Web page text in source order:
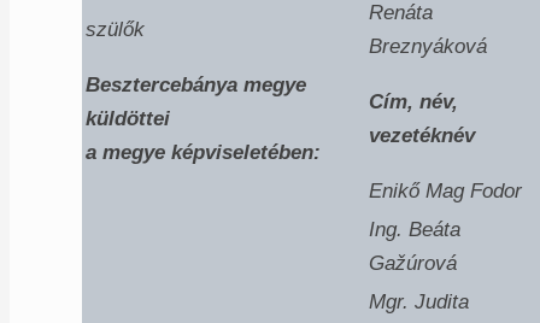
szülők
Renáta
Breznyáková
Besztercebánya megye
küldöttei
a megye képviseletében:
Cím, név,
vezetéknév
Enikő Mag Fodor
Ing. Beáta
Gažúrová
Mgr. Judita